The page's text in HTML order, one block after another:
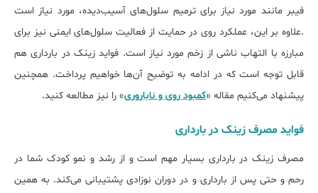
فیبر مانند مورد نیاز برای ترمیم سلول‌های آسیب‌دیده، مورد نیاز است
.علاوه بر این، عملکرد روی در حمایت از فعالیت سلول‌های ایمنی نیز برای
مبارزه با التهاب ناشی از زخم مورد نیاز است. فواید زینک در بارداری هم
قابل توجه است که در ادامه به توضیح آن‌ها خواهیم پرداخت. همچنین
پیشنهاد می‌کنیم مقاله «کمبود روی و ناباروری» را نیز مطالعه کنید.
ﻓﻮاﯾﺪ ﻣﺼﺮف زینک در ﺑﺎرداری
مصرف زینک در بارداری بسیار مهم است و از رشد و نمو کودک شما در
رحم و حتی پس از بارداری و در دوران نوزادی پشتیبانی می‌کند. به همین